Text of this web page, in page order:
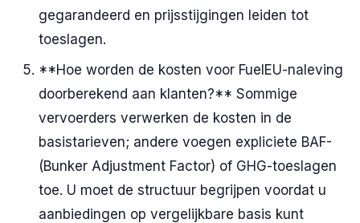
gegarandeerd en prijsstijgingen leiden tot
toeslagen.
**Hoe worden de kosten voor FuelEU-naleving
doorberekend aan klanten?** Sommige
vervoerders verwerken de kosten in de
basistarieven; andere voegen expliciete BAF-
(Bunker Adjustment Factor) of GHG-toeslagen
toe. U moet de structuur begrijpen voordat u
aanbiedingen op vergelijkbare basis kunt